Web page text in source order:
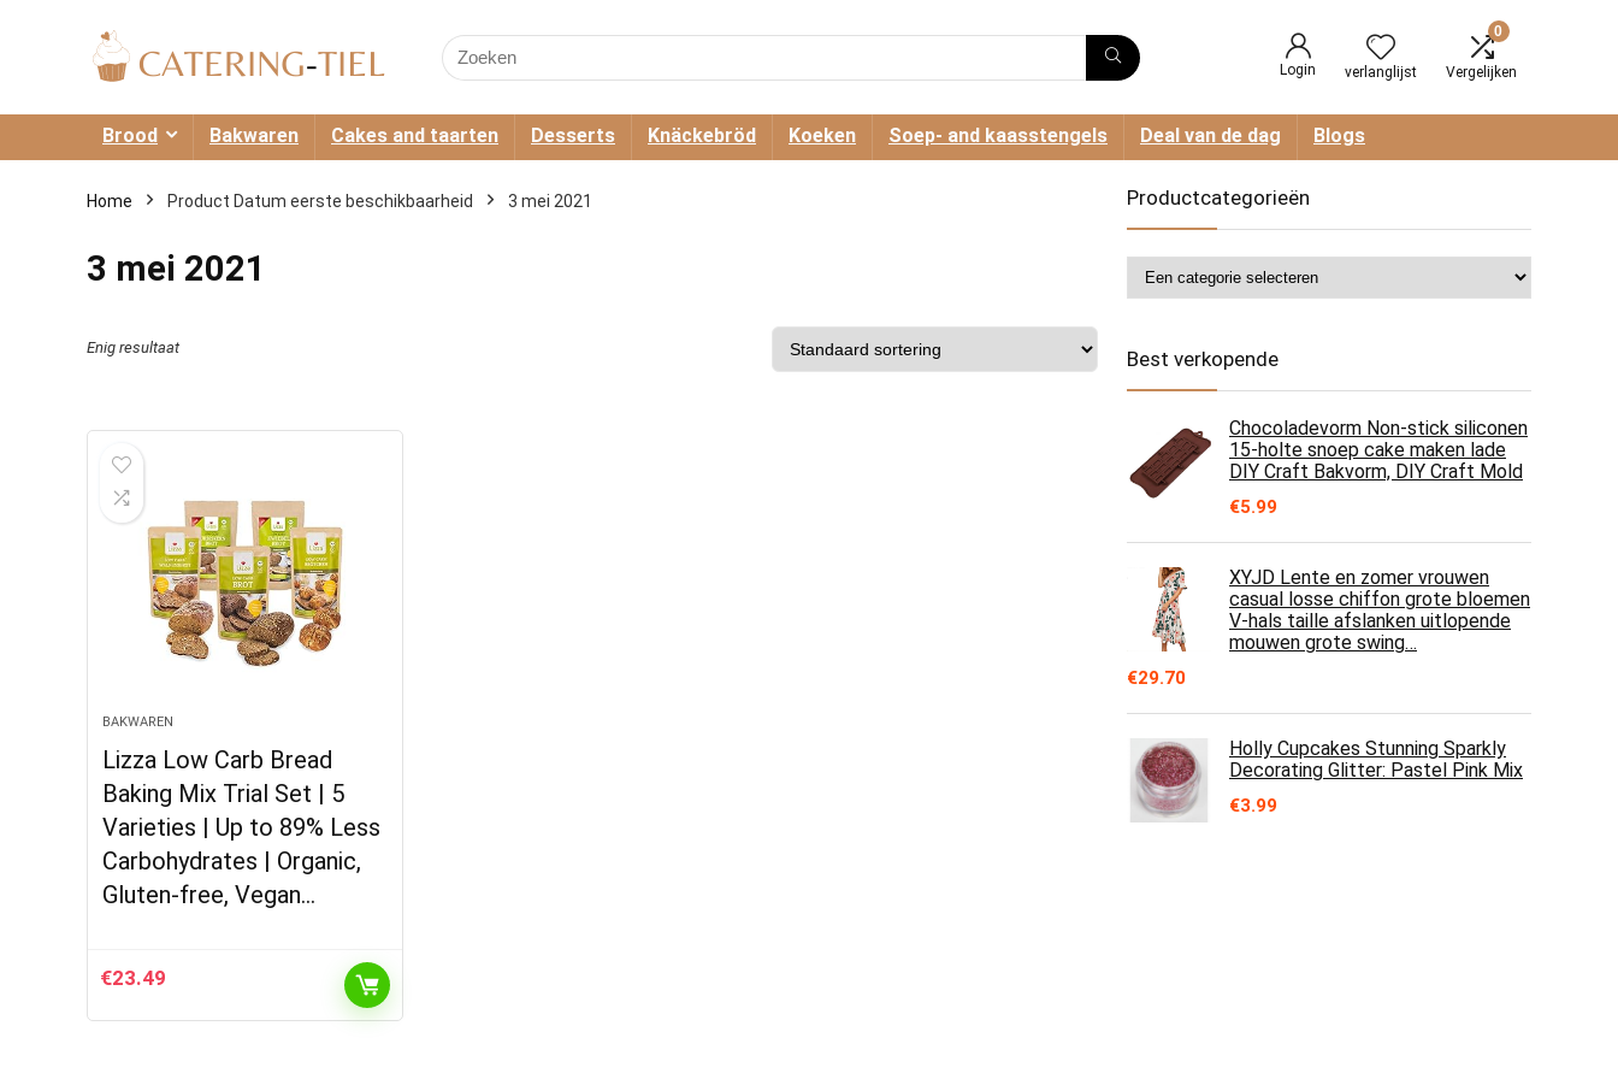
Search
for:
Login verlanglijst
0
Vergelijken
Brood Bakwaren Cakes and taarten Desserts Knäckebröd Koeken Soep- and kaasstengels Deal van de dag Blogs
Home Product Datum eerste beschikbaarheid 3 mei 2021
3 mei 2021
Enig resultaat
BAKWAREN
Lizza Low Carb Bread
Baking Mix Trial Set | 5
Varieties | Up to 89% Less
Carbohydrates | Organic,
Gluten-free, Vegan…
€23.49
Productcategorieën
Best verkopende
Chocoladevorm Non-stick siliconen
15-holte snoep cake maken lade
DIY Craft Bakvorm, DIY Craft Mold
€5.99
XYJD Lente en zomer vrouwen
casual losse chiffon grote bloemen
V-hals taille afslanken uitlopende
mouwen grote swing…
€29.70
Holly Cupcakes Stunning Sparkly
Decorating Glitter: Pastel Pink Mix
€3.99